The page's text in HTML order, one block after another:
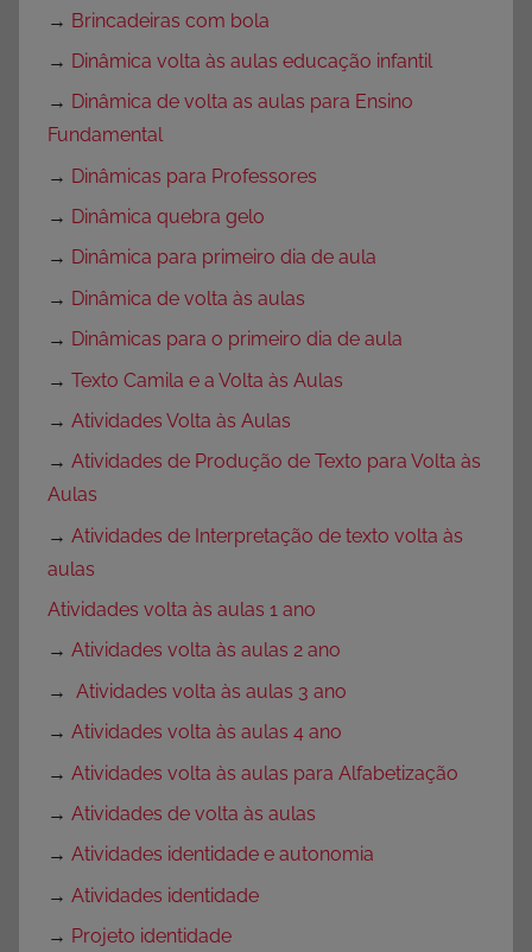
→ Brincadeiras com bola
→ Dinâmica volta às aulas educação infantil
→ Dinâmica de volta as aulas para Ensino
Fundamental
→ Dinâmicas para Professores
→ Dinâmica quebra gelo
→ Dinâmica para primeiro dia de aula
→ Dinâmica de volta às aulas
→ Dinâmicas para o primeiro dia de aula
→ Texto Camila e a Volta às Aulas
→ Atividades Volta às Aulas
→ Atividades de Produção de Texto para Volta às
Aulas
→ Atividades de Interpretação de texto volta às
aulas
Atividades volta às aulas 1 ano
→ Atividades volta às aulas 2 ano
→ Atividades volta às aulas 3 ano
→ Atividades volta às aulas 4 ano
→ Atividades volta às aulas para Alfabetização
→ Atividades de volta às aulas
→ Atividades identidade e autonomia
→ Atividades identidade
→ Projeto identidade